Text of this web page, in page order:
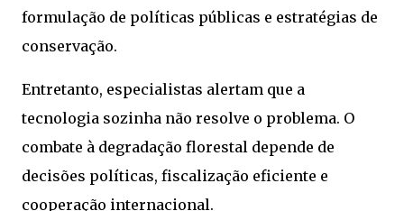
formulação de políticas públicas e estratégias de
conservação.
Entretanto, especialistas alertam que a
tecnologia sozinha não resolve o problema. O
combate à degradação florestal depende de
decisões políticas, fiscalização eficiente e
cooperação internacional.